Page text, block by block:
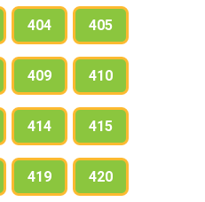
404 405
409 410
414 415
419 420